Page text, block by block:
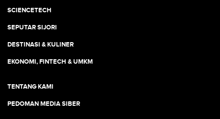
SCIENCETECH
SEPUTAR SIJORI
DESTINASI & KULINER
EKONOMI, FINTECH & UMKM
TENTANG KAMI
PEDOMAN MEDIA SIBER